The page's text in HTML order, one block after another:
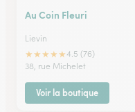
Au Coin Fleuri
Lievin
★★★★★4.5 (76)
38, rue Michelet
Voir la boutique